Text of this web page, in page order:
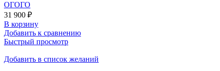
ОГОГО
31 900 ₽
В корзину
Добавить к сравнению
Быстрый просмотр
Добавить в список желаний